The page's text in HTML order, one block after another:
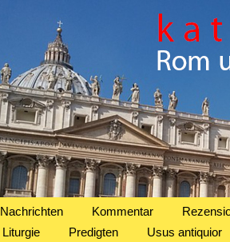
Nachrichten Kommentar
Liturgie Predigten Usus antiquior